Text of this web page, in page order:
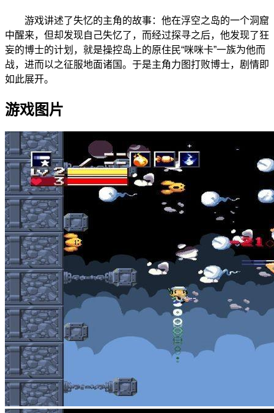
游戏讲述了失忆的主角的故事：他在浮空之岛的一个洞窟
中醒来，但却发现自己失忆了，而经过探寻之后，他发现了狂
妄的博士的计划，就是操控岛上的原住民“咪咪卡”一族为他而
战，进而以之征服地面诸国。于是主角力图打败博士，剧情即
如此展开。
游戏图片